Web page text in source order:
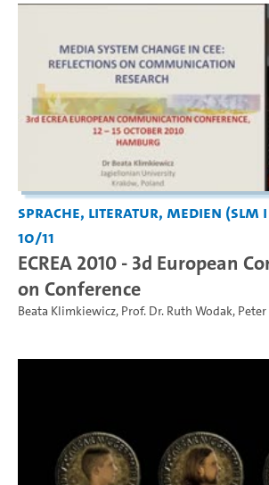
Sprache, Literatur, Medien (SLM I
10/11
ECREA 2010 - 3d European
on Conference
Beata Klimkiewicz, Prof. Dr. Ruth Wodak,